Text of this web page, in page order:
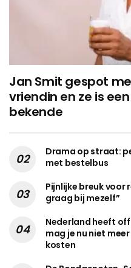
Jan Smit gespot
vriendin en ze is
bekende
Drama op straat:
met bestelbus
Pijnlijke breuk voor
graag bij mezelf”
Nederland heeft
mag je nu niet
kosten